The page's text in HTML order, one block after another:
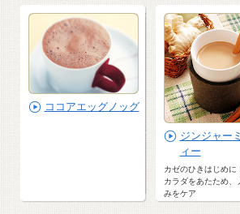
ココアエッグノッグ
ジンジャー
ィー
カゼのひきはじめに
カラダをあたため、
みをケア